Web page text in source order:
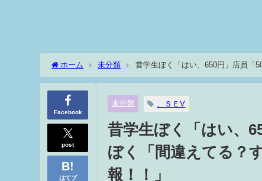
ホーム 未分類
昔学生ぼく「はい、650円」店員「
報！！」
Facebook
post
はてブ
未分類 、ＳＥV
昔学生ぼく「はい、
ぼく「間違えてる？
報！！」